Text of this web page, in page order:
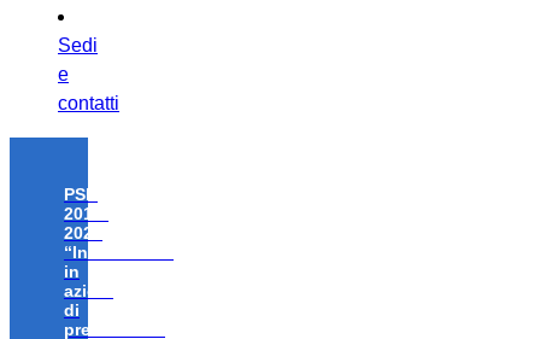
Sedi
e
contatti
PSR
2014-
2020
“Investimenti
in
azioni
di
prevenzione